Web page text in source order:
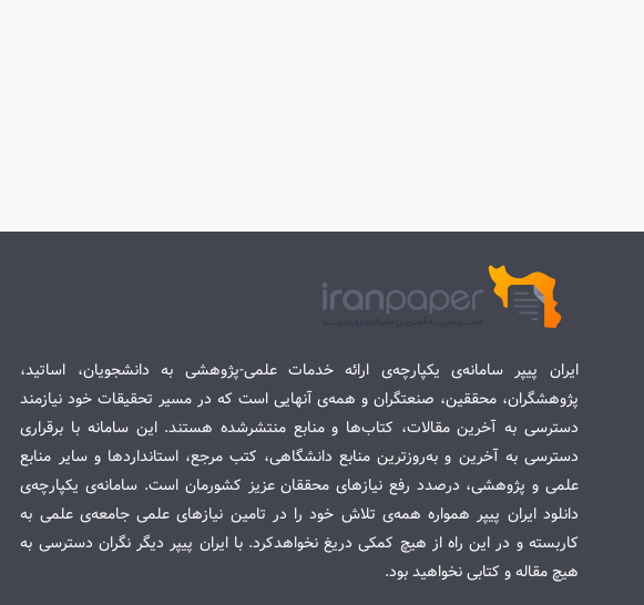
ایران پیپر سامانه‌ی یکپارچه‌ی ارائه خدمات علمی-پژوهشی به دانشجویان، اساتید،
پژوهشگران، محققین، صنعتگران و همه‌ی آنهایی است که در مسیر تحقیقات خود نیازمند
دسترسی به آخرین مقالات، کتاب‌ها و منابع منتشرشده هستند. این سامانه با برقراری
دسترسی به آخرین و به‌روزترین منابع دانشگاهی، کتب مرجع، استانداردها و سایر منابع
علمی و پژوهشی، درصدد رفع نیازهای محققان عزیز کشورمان است. سامانه‌ی یکپارچه‌ی
دانلود ایران پیپر همواره همه‌ی تلاش خود را در تامین نیازهای علمی جامعه‌ی علمی به
کاربسته و در این راه از هیچ کمکی دریغ نخواهدکرد. با ایران پیپر دیگر نگران دسترسی به
هیچ مقاله و کتابی نخواهید بود.